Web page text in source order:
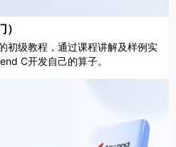
初级教程，通过课程讲解及样例实
C开发自己的算子。